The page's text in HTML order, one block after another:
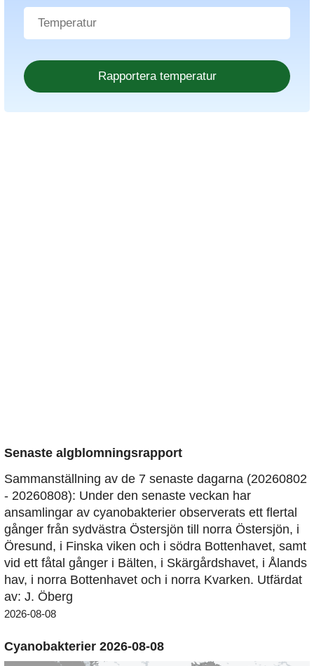
Senaste algblomningsrapport
Sammanställning av de 7 senaste dagarna (20260802
- 20260808): Under den senaste veckan har
ansamlingar av cyanobakterier observerats ett flertal
gånger från sydvästra Östersjön till norra Östersjön, i
Öresund, i Finska viken och i södra Bottenhavet, samt
vid ett fåtal gånger i Bälten, i Skärgårdshavet, i Ålands
hav, i norra Bottenhavet och i norra Kvarken. Utfärdat
av: J. Öberg
2026-08-08
Cyanobakterier 2026-08-08